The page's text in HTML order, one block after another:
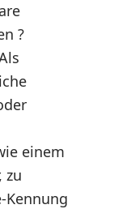
?
einem
zu
Kennung